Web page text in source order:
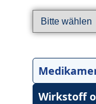
Wirkstoff